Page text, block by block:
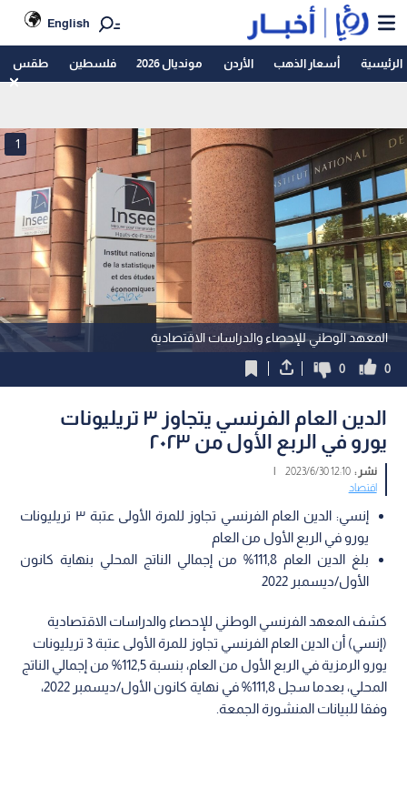
English
الرئيسية أسعار الذهب الأردن مونديال 2026 فلسطين طقس
المعهد الوطني للإحصاء والدراسات الاقتصادية
1
0
0
الدين العام الفرنسي يتجاوز ٣ تريليونات
يورو في الربع الأول من ٢٠٢٣
نشر :12:10 2023/6/30
|
اقتصاد
إنسي: الدين العام الفرنسي تجاوز للمرة الأولى عتبة ٣ تريليونات
يورو في الربع الأول من العام
بلغ الدين العام 111,8% من إجمالي الناتج المحلي بنهاية كانون
الأول/ديسمبر 2022
كشف المعهد الفرنسي الوطني للإحصاء والدراسات الاقتصادية
(إنسي) أن الدين العام الفرنسي تجاوز للمرة الأولى عتبة 3 تريليونات
يورو الرمزية في الربع الأول من العام، بنسبة 112,5% من إجمالي الناتج
المحلي، بعدما سجل 111,8% في نهاية كانون الأول/ديسمبر 2022،
وفقا للبيانات المنشورة الجمعة.